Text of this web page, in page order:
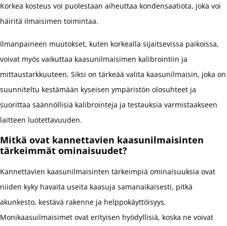
Korkea kosteus voi puolestaan aiheuttaa kondensaatiota, joka voi
häiritä ilmaisimen toimintaa.
Ilmanpaineen muutokset, kuten korkealla sijaitsevissa paikoissa,
voivat myös vaikuttaa kaasunilmaisimen kalibrointiin ja
mittaustarkkuuteen. Siksi on tärkeää valita kaasunilmaisin, joka on
suunniteltu kestämään kyseisen ympäristön olosuhteet ja
suorittaa säännöllisiä kalibrointeja ja testauksia varmistaakseen
laitteen luotettavuuden.
Mitkä ovat kannettavien kaasunilmaisinten
tärkeimmät ominaisuudet?
Kannettavien kaasunilmaisinten tärkeimpiä ominaisuuksia ovat
niiden kyky havaita useita kaasuja samanaikaisesti, pitkä
akunkesto, kestävä rakenne ja helppokäyttöisyys.
Monikaasuilmaisimet ovat erityisen hyödyllisiä, koska ne voivat